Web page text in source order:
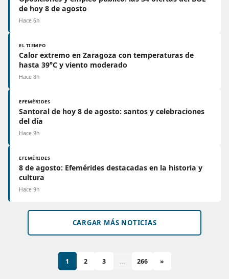
de hoy 8 de agosto
Hace 6h
EL TIEMPO
Calor extremo en Zaragoza con temperaturas de
hasta 39°C y viento moderado
Hace 8h
EFEMÉRIDES
Santoral de hoy 8 de agosto: santos y celebraciones
del día
Hace 9h
EFEMÉRIDES
8 de agosto: Efemérides destacadas en la historia y
cultura
Hace 9h
CARGAR MÁS NOTICIAS
1 2 3 ... 266 »